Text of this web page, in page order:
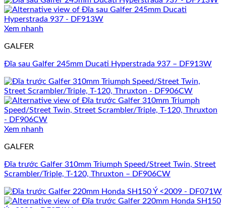
Xem nhanh
GALFER
Đĩa sau Galfer 245mm Ducati Hyperstrada 937 – DF913W
Xem nhanh
GALFER
Đĩa trước Galfer 310mm Triumph Speed/Street Twin, Street
Scrambler/Triple, T-120, Thruxton – DF906CW